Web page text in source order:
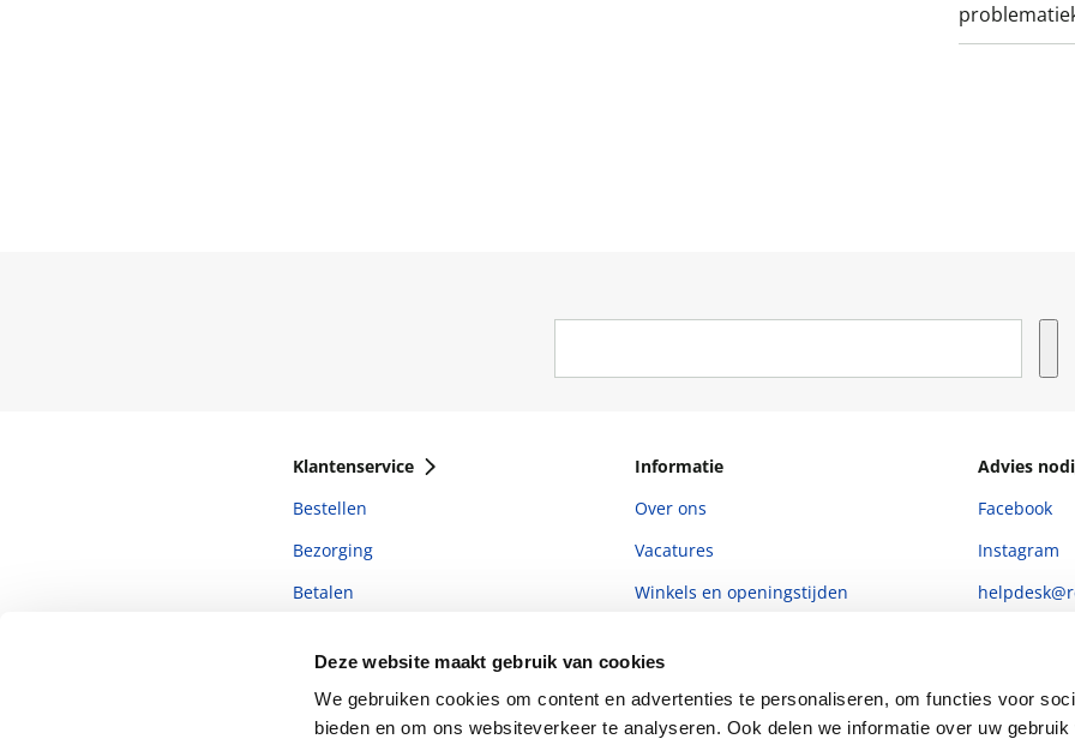
Deze website maakt gebruik van cookies
We gebruiken cookies om content en advertenties te personaliseren, om functies voor
bieden en om ons websiteverkeer te analyseren. Ook delen we informatie over uw
Klantenservice
Bestellen
Bezorging
Betalen
Veelgestelde vragen
Informatie
Over ons
Vacatures
Winkels en openingstijden
Ondernemer worden
Vulnerability Disclosure policy
Advies
Facebook
Instagram